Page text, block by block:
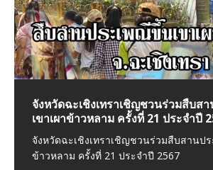
จังหวัดฉะเชิงเทราเชิญชวนร่วมสืบส
เขาเผาข้าวหลาม ครั้งที่ 21 ประจำปี
จังหวัดฉะเชิงเทราเชิญชวนร่วมสืบสานป
ข้าวหลาม ครั้งที่ 21 ประจำปี 2567
ร้าน Yattsu ยัตสึ โคขุน ซ.สยามพัฒน
เสือ อ.พระประแดง จ.สมุทรปราการ
หนังสือพิมพ์ชาติไทยออนไล พาชิม
เปิด 10:00-20:30 น. บริการห้องแอร์เย็นๆ อ
ฉะเชิงเทรา สท.รักษ์ ใจบุญนำทีมสวม
แจกของเด็กและผู้พิการส่งท้ายปีเก่าต้
ฉะเชิงเทรา สท.รักษ์ ใจบุญนำทีมสวมบท
ของเด็กและผู้พิการส่งท้ายปีเก่าต้อนรับปีใหม่
จังหวัดฉะเชิงเทราเข้าร่วมพิธีต่อต้าน
(ประเทศไทย)
วันนี้ 8 ธันวาคม 66 เวลา 09.30 น. ที่ ห้อ
พัฒน์ ชั้น4 ศาลากลางจังหวัดฉะเชิงเทรา น